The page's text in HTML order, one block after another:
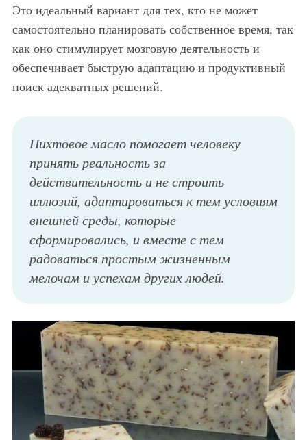
Это идеальный вариант для тех, кто не может
самостоятельно планировать собственное время, так
как оно стимулирует мозговую деятельность и
обеспечивает быструю адаптацию и продуктивный
поиск адекватных решений.
Пихтовое масло помогает человеку
принять реальность за
действительность и не строить
иллюзий, адаптироваться к тем условиям
внешней среды, которые
сформировались, и вместе с тем
радоваться простым жизненным
мелочам и успехам других людей.